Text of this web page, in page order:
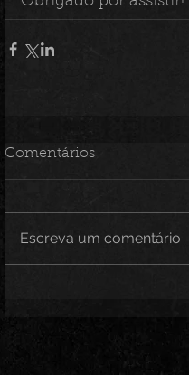
Comentários
Escreva um comentário